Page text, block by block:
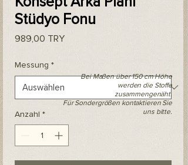
Stüdyo Fonu
989,00 TRYPreis
Messung *
Anzahl *
Bei Maßen über 150 cm Höhe
werden die Stoffe
zusammengenäht.
Für Sondergrößen kontaktieren Sie
uns bitte.